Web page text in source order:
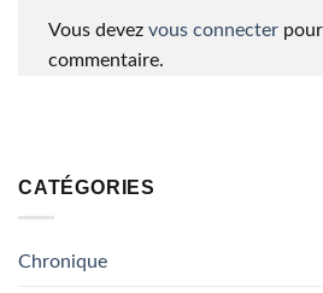
Vous devez vous connecter
commentaire.
CATÉGORIES
Chronique